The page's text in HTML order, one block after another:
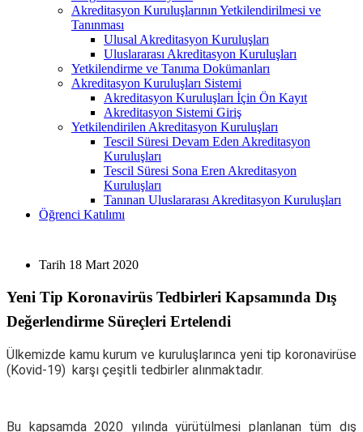
Akreditasyon Kuruluşlarının Yetkilendirilmesi ve
Tanınması
Ulusal Akreditasyon Kuruluşları
Uluslararası Akreditasyon Kuruluşları
Yetkilendirme ve Tanıma Dokümanları
Akreditasyon Kuruluşları Sistemi
Akreditasyon Kuruluşları İçin Ön Kayıt
Akreditasyon Sistemi Giriş
Yetkilendirilen Akreditasyon Kuruluşları
Tescil Süresi Devam Eden Akreditasyon
Kuruluşları
Tescil Süresi Sona Eren Akreditasyon
Kuruluşları
Tanınan Uluslararası Akreditasyon Kuruluşları
Öğrenci Katılımı
Tarih 18 Mart 2020
Yeni Tip Koronavirüs Tedbirleri Kapsamında Dış
Değerlendirme Süreçleri Ertelendi
Ülkemizde kamu kurum ve kuruluşlarınca yeni tip koronavirüse
(Kovid-19) karşı çeşitli tedbirler alınmaktadır.
Bu kapsamda 2020 yılında yürütülmesi planlanan tüm dış